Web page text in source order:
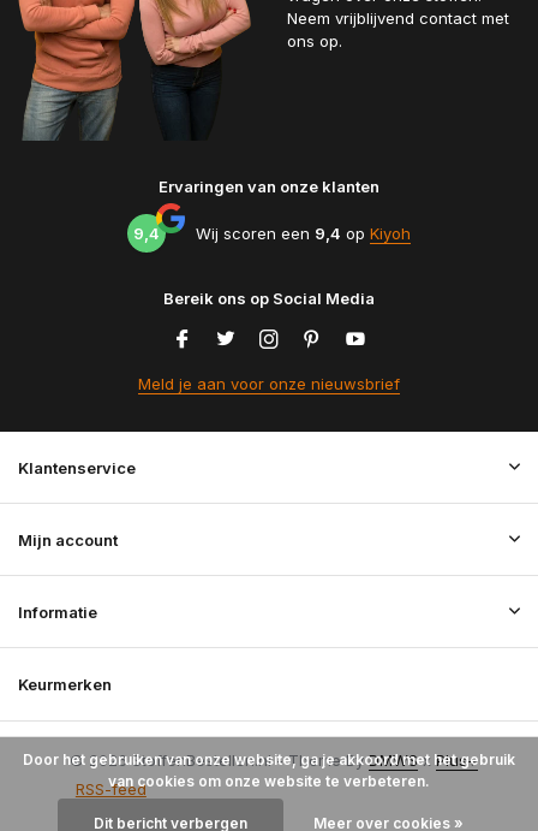
Neem vrijblijvend contact met
ons op.
Ervaringen van onze klanten
9,4 Wij scoren een 9,4 op Kiyoh
Bereik ons op Social Media
Meld je aan voor onze nieuwsbrief
Klantenservice
Mijn account
Informatie
Keurmerken
© 2026 StoffenBestellen.nl - Theme ByDMWSxPlus+
RSS-feed
Door het gebruiken van onze website, ga je akkoord met het gebruik
van cookies om onze website te verbeteren.
Dit bericht verbergen Meer over cookies »